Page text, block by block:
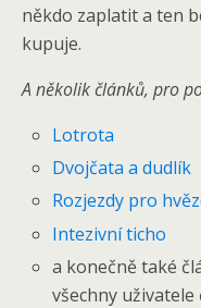
někdo zaplatit a ten
kupuje.
A několik článků, pro
Lotrota
Dvojčata a dudlík
Rozjezdy pro
Intezivní ticho
a konečně také
všechny